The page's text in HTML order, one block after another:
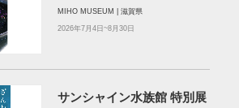
MIHO MUSEUM | 滋賀県
2026年7月4日~8月30日
サンシャイン水族館 特別展